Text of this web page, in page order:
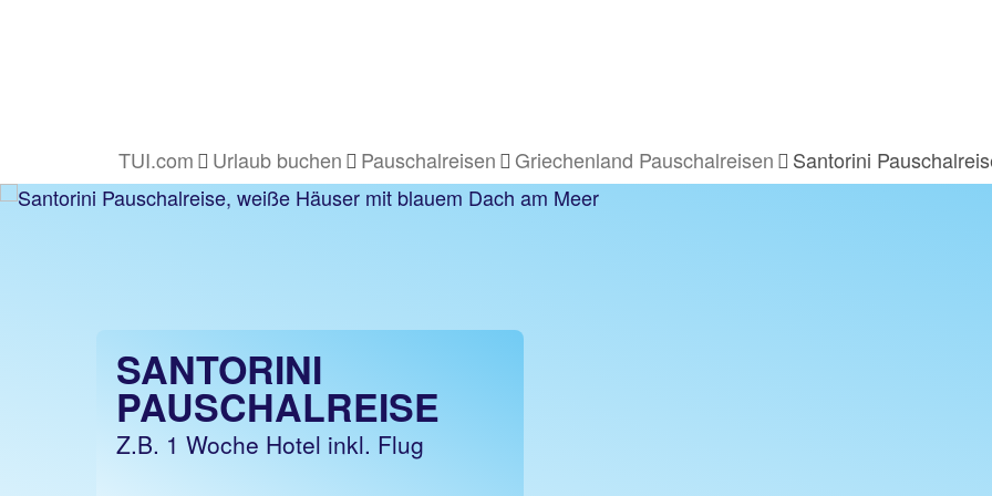
TUI.com Urlaub buchen Pauschalreisen Griechenland Pauschalreisen Santorini
SANTORINI
PAUSCHALREISE
Z.B. 1 Woche Hotel inkl. Flug